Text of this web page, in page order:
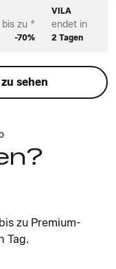
bis zu *
-70%
VILA
endet in
2 Tagen
sehen
zu Premium-
Tag.